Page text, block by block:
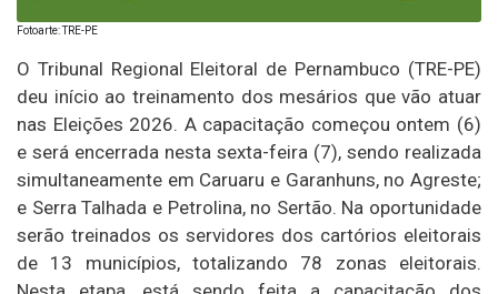
Fotoarte: TRE-PE
O Tribunal Regional Eleitoral de Pernambuco (TRE-PE)
deu início ao treinamento dos mesários que vão atuar
nas Eleições 2026. A capacitação começou ontem (6)
e será encerrada nesta sexta-feira (7), sendo realizada
simultaneamente em Caruaru e Garanhuns, no Agreste;
e Serra Talhada e Petrolina, no Sertão. Na oportunidade
serão treinados os servidores dos cartórios eleitorais
de 13 municípios, totalizando 78 zonas eleitorais.